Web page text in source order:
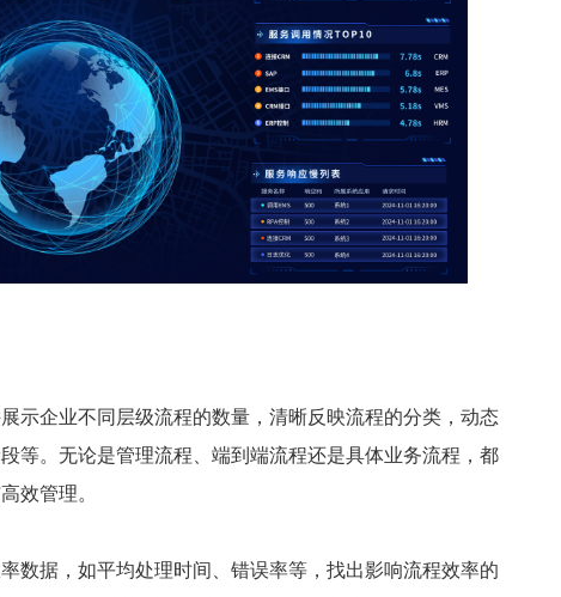
示企业不同层级流程的数量，清晰反映流程的分类，动态
等。无论是管理流程、端到端流程还是具体业务流程，都
效管理。
数据，如平均处理时间、错误率等，找出影响流程效率的